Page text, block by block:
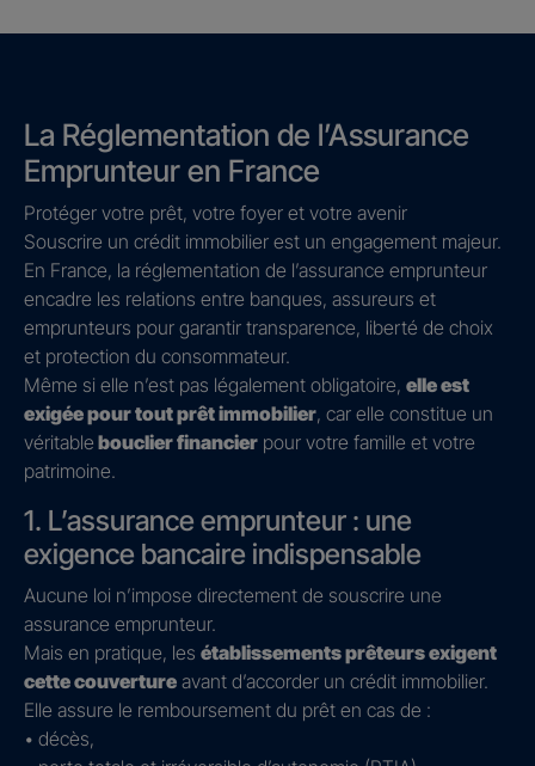
La Réglementation de l’Assurance
Emprunteur en France
Protéger votre prêt, votre foyer et votre avenir
Souscrire un crédit immobilier est un engagement majeur.
En France, la réglementation de l’assurance emprunteur
encadre les relations entre banques, assureurs et
emprunteurs pour garantir transparence, liberté de choix
et protection du consommateur.
Même si elle n’est pas légalement obligatoire, elle est
exigée pour tout prêt immobilier, car elle constitue un
véritable bouclier financier pour votre famille et votre
patrimoine.
1. L’assurance emprunteur : une
exigence bancaire indispensable
Aucune loi n’impose directement de souscrire une
assurance emprunteur.
Mais en pratique, les établissements prêteurs exigent
cette couverture avant d’accorder un crédit immobilier.
Elle assure le remboursement du prêt en cas de :
• décès,